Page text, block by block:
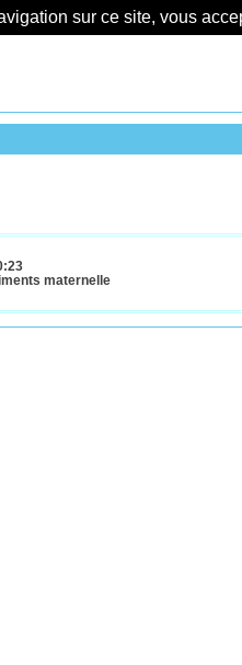
sur ce site, vous
maternelle